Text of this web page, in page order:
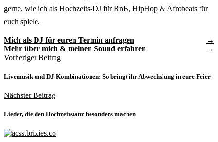
gerne, wie ich als Hochzeits-DJ für RnB, HipHop & Afrobeats für
euch spiele.
Mich als DJ für euren Termin anfragen
Mehr über mich & meinen Sound erfahren
Vorheriger Beitrag
Livemusik und DJ-Kombinationen: So bringt ihr Abwechslung in eure Feier
Nächster Beitrag
Lieder, die den Hochzeitstanz besonders machen